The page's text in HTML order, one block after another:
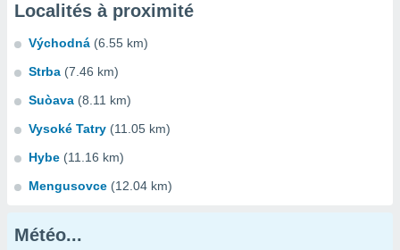
Localités à proximité
Východná (6.55 km)
Strba (7.46 km)
Suòava (8.11 km)
Vysoké Tatry (11.05 km)
Hybe (11.16 km)
Mengusovce (12.04 km)
Météo...